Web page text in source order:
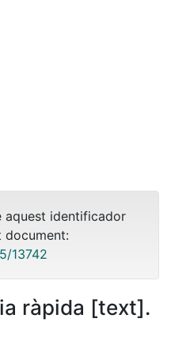
aquest identificador
document:
13742
ràpida [text].